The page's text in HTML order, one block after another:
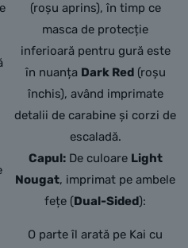
(roșu aprins), în timp ce
masca de protecție
inferioară pentru gură este
în nuanța Dark Red(roșu
închis), având imprimate
detalii de carabine și corzi de
escaladă.
Capul:De culoare Light
Nougat, imprimat pe ambele
fețe (Dual-Sided):
O parte îl arată pe Kai cu